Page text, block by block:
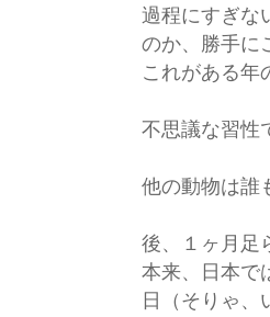
過程にすぎな
のか、勝手に
これがある年
不思議な習性
他の動物は誰
後、１ヶ月足
本来、日本で
日（そりゃ、